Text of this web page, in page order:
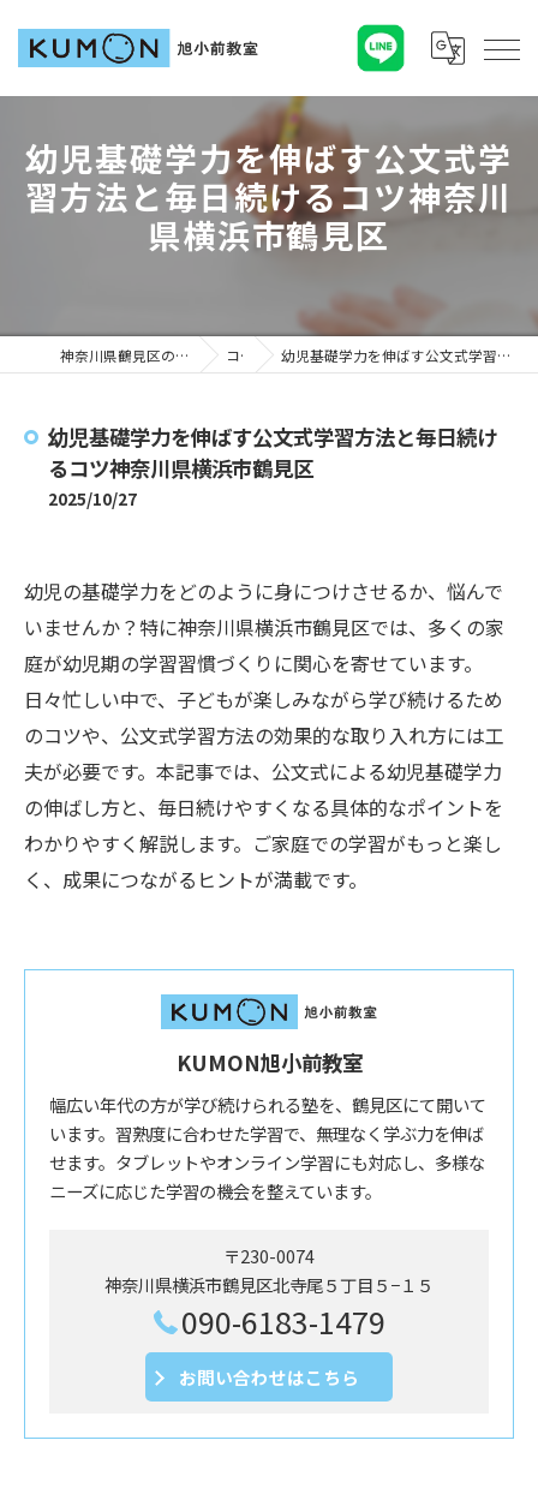
幼児基礎学力を伸ばす公文式学
習方法と毎日続けるコツ神奈川
県横浜市鶴見区
神奈川県鶴見区の塾ならKUMON旭小前教室 コラム 幼児基礎学力を伸ばす公文式学習方法と毎日続けるコツ神奈川県横浜市鶴見区
幼児基礎学力を伸ばす公文式学習方法と毎日続け
るコツ神奈川県横浜市鶴見区
2025/10/27
幼児の基礎学力をどのように身につけさせるか、悩んで
いませんか？特に神奈川県横浜市鶴見区では、多くの家
庭が幼児期の学習習慣づくりに関心を寄せています。
日々忙しい中で、子どもが楽しみながら学び続けるため
のコツや、公文式学習方法の効果的な取り入れ方には工
夫が必要です。本記事では、公文式による幼児基礎学力
の伸ばし方と、毎日続けやすくなる具体的なポイントを
わかりやすく解説します。ご家庭での学習がもっと楽し
く、成果につながるヒントが満載です。
KUMON旭小前教室
幅広い年代の方が学び続けられる塾を、鶴見区にて開いて
います。習熟度に合わせた学習で、無理なく学ぶ力を伸ば
せます。タブレットやオンライン学習にも対応し、多様な
ニーズに応じた学習の機会を整えています。
〒230-0074
神奈川県横浜市鶴見区北寺尾５丁目５−１５
090-6183-1479
お問い合わせはこちら